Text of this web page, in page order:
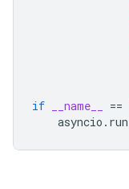
if __name__ ==
asyncio . run